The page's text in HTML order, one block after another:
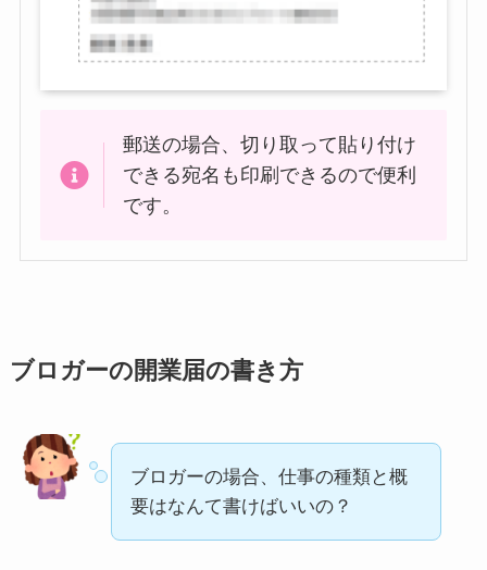
郵送の場合、切り取って貼り付け
できる宛名も印刷できるので便利
です。
ブロガーの開業届の書き方
ブロガーの場合、仕事の種類と概
要はなんて書けばいいの？